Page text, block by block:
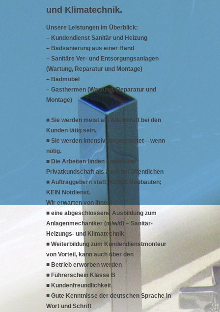
und Klimatechnik.
Unsere Leistungen im Überblick:
– Kundendienst Sanitär und Heizung
– Badsanierung aus einer Hand
– Sanitäre Ver- und Entsorgungsanlagen
(Wartung, Reparatur und Montage)
– Badmöbel
– Gasthermen (Wartung, Reparatur und
Montage)
■ Sie werden meist als Alleinkraft bei den
Kunden tätig sein.
■ Sie werden intensiv eingearbeitet – wenn
nötig.
■ Die Arbeiten finden sowohl bei
Privatkundschaft als auch bei öffentlichen
■ Auftraggebern statt; KEINE Neubauten;
KEIN Notdienst.
Wir erwarten von Ihnen:
■ eine abgeschlossene Ausbildung zum
Anlagenmechaniker (m/w/d) – Sanitär-
Heizungs- und Klimatechnik
■ Weiterbildung zum Kundendienstmonteur
von Vorteil, kann auch über den
■ Betrieb erworben werden
■ Führerschein Klasse B
■ Kundenfreundlichkeit
■ Gute Kenntnisse der deutschen Sprache in
Wort und Schrift